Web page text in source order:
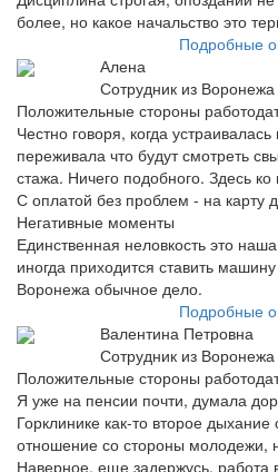
более, но какое начальство это
Подробные
Алена
Сотрудник из Воронежа
Положительные стороны
Честно говоря, когда
переживала что будут смотреть
стажа. Ничего подобного. Здесь
С оплатой без проблем - на карту
Негативные моменты
Единственная неловкость это
иногда приходится ставить
Воронежа обычное дело.
Подробные
Валентина Петровна
Сотрудник из Воронежа
Положительные стороны
Я уже на пенсии почти, думала
Горклинике как-то второе
отношение со стороны молодежи,
Наверное, еще задержусь, работа